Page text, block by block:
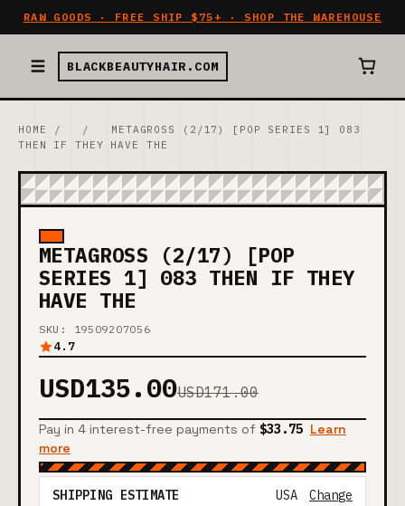
RAW GOODS · FREE SHIP $75+ · SHOP THE WAREHOUSE
BLACKBEAUTYHAIR.COM
HOME / /
METAGROSS (2/17) [POP SERIES 1] 083
THEN IF THEY HAVE THE
METAGROSS (2/17) [POP
SERIES 1] 083 THEN IF THEY
HAVE THE
SKU: 19509207056
4.7
USD135.00USD171.00
Pay in 4 interest-free payments of $33.75 Learn
more
SHIPPING ESTIMATE USA Change